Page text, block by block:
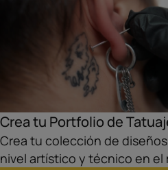
Crea tu Portfolio de
Crea tu colección de
nivel artístico y técnico en